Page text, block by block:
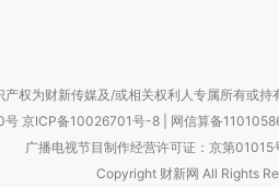
权为财新传媒及/或相关权利人专属所有或
号 京ICP备10026701号-8 网信算备
广播电视节目制作经营许可证：京第01015
Copyright 财新网 All Rights